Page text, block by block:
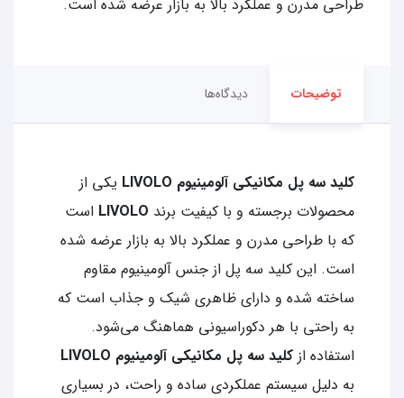
طراحی مدرن و عملکرد بالا به بازار عرضه شده است.
توضیحات دیدگاه‌ها
کلید سه پل مکانیکی آلومینیوم LIVOLO
یکی از
محصولات برجسته و با کیفیت برند LIVOLO است
که با طراحی مدرن و عملکرد بالا به بازار عرضه شده
است. این کلید سه پل از جنس آلومینیوم مقاوم
ساخته شده و دارای ظاهری شیک و جذاب است که
به راحتی با هر دکوراسیونی هماهنگ می‌شود.
استفاده از کلید سه پل مکانیکی آلومینیوم LIVOLO
به دلیل سیستم عملکردی ساده و راحت، در بسیاری